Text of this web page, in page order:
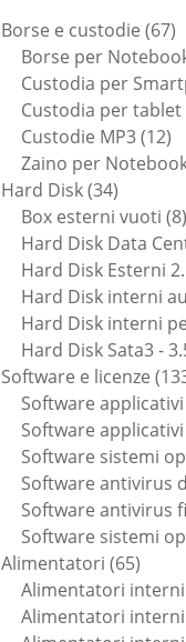
Borse e custodie 6767
Borse per
Custodia per
Custodia per tablet
Custodie MP3 1212
Zaino per
Hard Disk 3434
prodotti
Box esterni vuoti 88
Hard Disk Data
Hard Disk Esterni
Hard Disk interni
Hard Disk interni
Hard Disk Sata3 -
Software e licenze
Software
Software
Software sistemi
Software antivirus
Software antivirus
Software sistemi
Alimentatori 6565
Alimentatori interni
Alimentatori interni